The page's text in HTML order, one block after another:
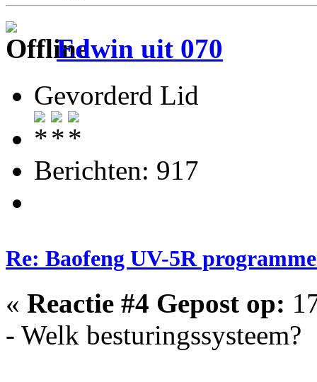
Edwin uit 070
Gevorderd Lid
Berichten: 917
Re: Baofeng UV-5R
« Reactie #4 Gepost op:
- Welk besturingssysteem?